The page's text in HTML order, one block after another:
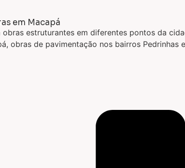
em Macapá
estruturantes em diferentes pontos da
de pavimentação nos bairros Pedrinhas